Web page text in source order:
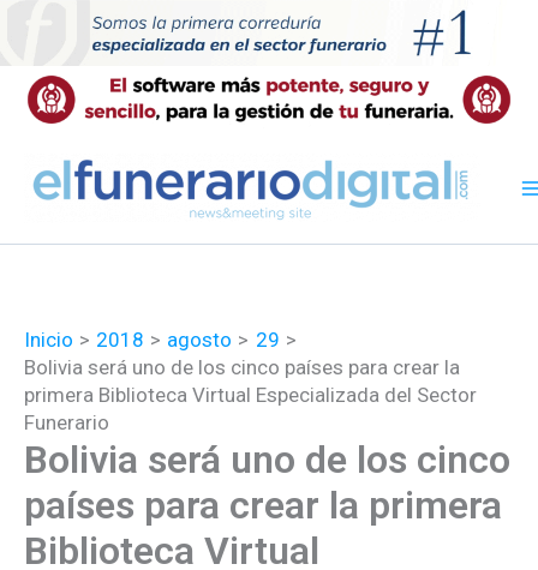
contenido
Inicio 2018 agosto
29
Bolivia será uno de los cinco países para crear la
primera Biblioteca Virtual Especializada del Sector
Funerario
Bolivia será uno de los cinco
países para crear la primera
Biblioteca Virtual